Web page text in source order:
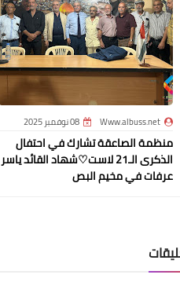
Www.albuss.net 08 نوفمبر 2025
منظمة الصاعقة تشارك في احتفال
الذكرى الـ21 لاست♡شهاد القائد ياسر
عرفات في مخيم البص